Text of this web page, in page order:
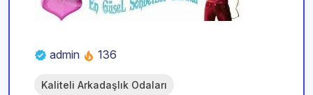
admin 136
Kaliteli Arkadaşlık Odaları